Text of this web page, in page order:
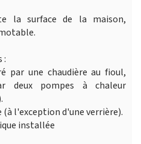
la surface de la maison,
:
par une chaudière au fioul,
deux pompes à chaleur
l'exception d'une verrière).
installée